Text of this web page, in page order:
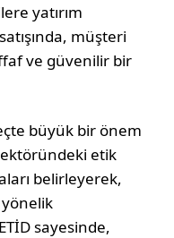
yatırım
müşteri
ve güvenilir bir
büyük bir önem
etik
belirleyerek,
sayesinde,